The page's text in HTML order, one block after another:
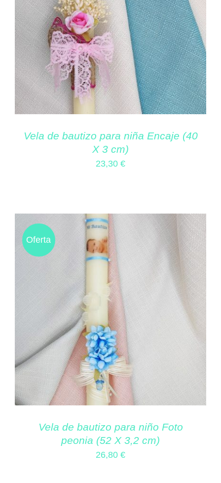
Vela de bautizo para niña Encaje (40
X 3 cm)
23,30 €
Oferta
Vela de bautizo para niño Foto
peonia (52 X 3,2 cm)
26,80 €